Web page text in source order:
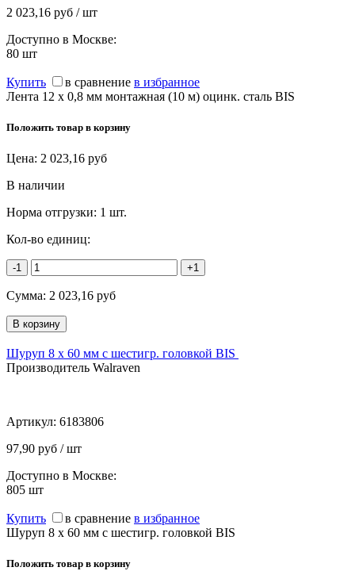
2 023,16 руб / шт
Доступно в Москве:
80 шт
Купить в сравнение в избранное
Лента 12 x 0,8 мм монтажная (10 м) оцинк. сталь BIS
Положить товар в корзину
Цена: 2 023,16 руб
В наличии
Норма отгрузки: 1 шт.
Кол-во единиц:
-1 +1
Сумма: 2 023,16 руб
Шуруп 8 х 60 мм с шестигр. головкой BIS
Производитель Walraven
Артикул: 6183806
97,90 руб / шт
Доступно в Москве:
805 шт
Купить в сравнение в избранное
Шуруп 8 х 60 мм с шестигр. головкой BIS
Положить товар в корзину